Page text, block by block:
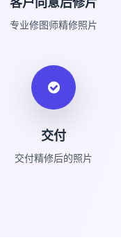
专业修图师精修照片
交付
交付精修后的照片